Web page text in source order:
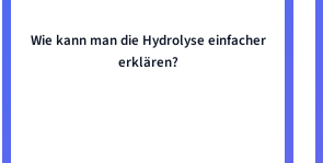
Wie kann man die Hydrolyse einfacher
erklären?